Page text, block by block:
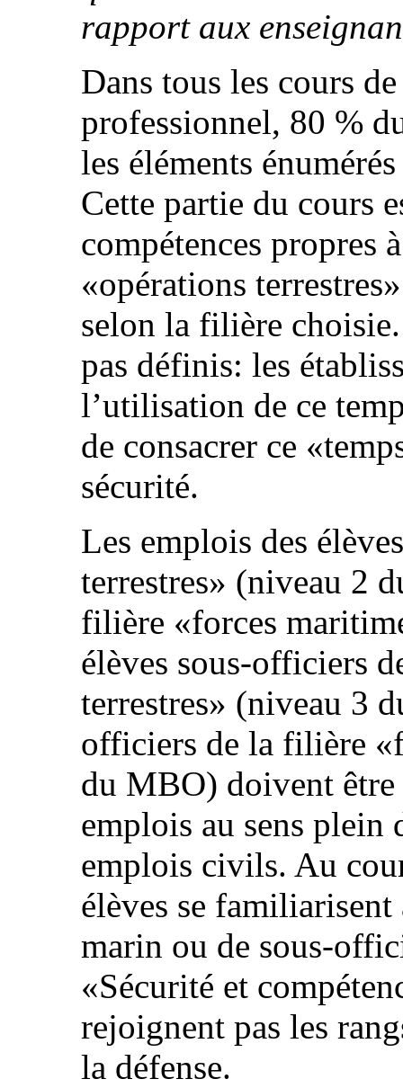
rapport aux
Dans tous les cours
professionnel, 80 %
les éléments
Cette partie du cours
compétences propres
«opérations
selon la filière
pas définis: les
l’utilisation de ce
de consacrer ce
sécurité.
Les emplois des
terrestres» (niveau 2
filière «forces
élèves sous-officiers
terrestres» (niveau 3
officiers de la filière
du MBO) doivent être
emplois au sens plein
emplois civils. Au
élèves se
marin ou de sous-
«Sécurité et
rejoignent pas les
la défense.